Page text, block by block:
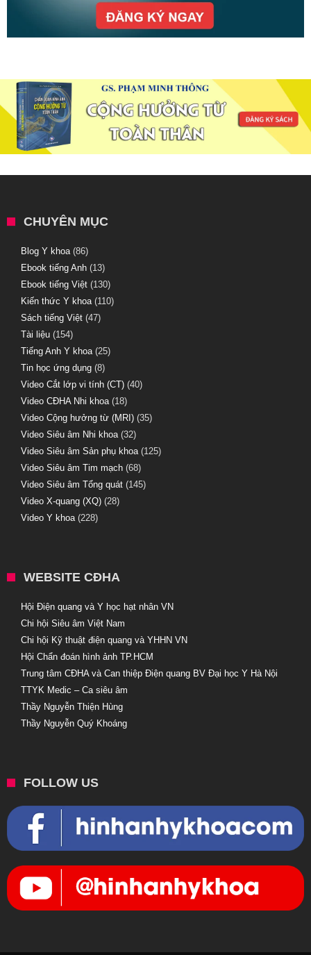
CHUYÊN MỤC
Blog Y khoa(86)
Ebook tiếng Anh (13)
Ebook tiếng Việt (130)
Kiến thức Y khoa(110)
Sách tiếng Việt (47)
Tài liệu (154)
Tiếng Anh Y khoa(25)
Tin học ứng dụng (8)
Video Cắt lớp vi tính (CT) (40)
Video CĐHA Nhi khoa(18)
Video Cộng hưởng từ (MRI) (35)
Video Siêu âm Nhi khoa(32)
Video Siêu âm Sản phụ khoa(125)
Video Siêu âm Tim mạch (68)
Video Siêu âm Tổng quát (145)
Video X-quang (XQ) (28)
Video Y khoa(228)
WEBSITE CĐHA
Hội Điện quang và Y học hạt nhân VN
Chi hội Siêu âm Việt Nam
Chi hội Kỹ thuật điện quang và YHHN VN
Hội Chẩn đoán hình ảnh TP.HCM
Trung tâm CĐHA và Can thiệp Điện quang BV Đại học Y Hà Nội
TTYK Medic – Ca siêu âm
Thầy Nguyễn Thiện Hùng
Thầy Nguyễn Quý Khoáng
FOLLOW US